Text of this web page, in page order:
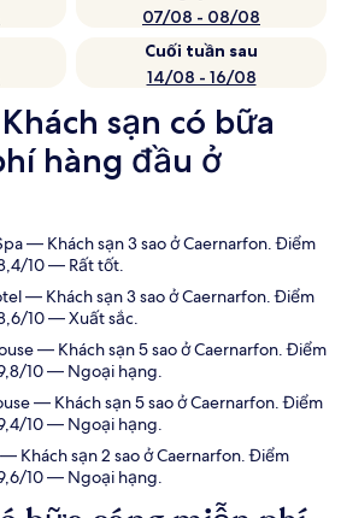
07/08 - 08/08
Cuối tuần sau
14/08 - 16/08
sạn có bữa
hàng đầu ở
— Khách sạn 3 sao ở Caernarfon. Điểm
10 — Rất tốt.
— Khách sạn 3 sao ở Caernarfon. Điểm
10 — Xuất sắc.
— Khách sạn 5 sao ở Caernarfon. Điểm
10 — Ngoại hạng.
— Khách sạn 5 sao ở Caernarfon. Điểm
10 — Ngoại hạng.
— Khách sạn 2 sao ở Caernarfon. Điểm
10 — Ngoại hạng.